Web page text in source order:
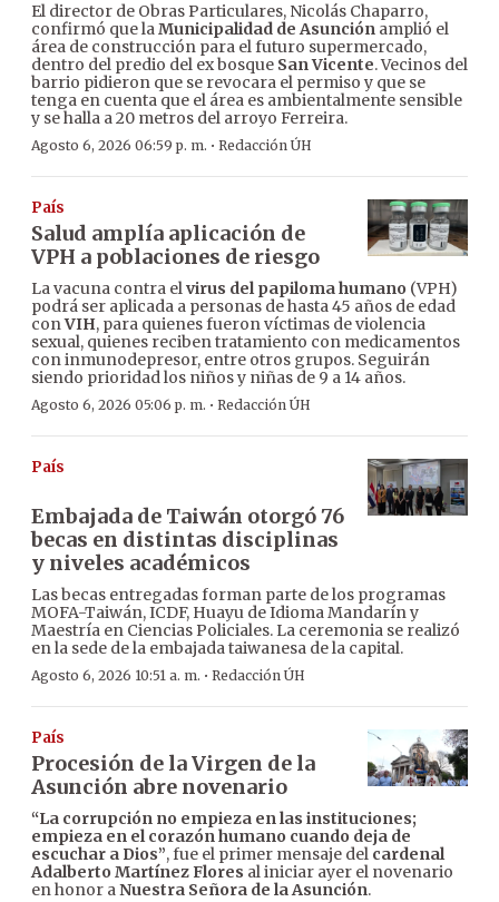
El director de Obras Particulares, Nicolás Chaparro,
confirmó que laMunicipalidad de Asunción amplió el
área de construcción para el futuro supermercado,
dentro del predio del ex bosque San Vicente. Vecinos del
barrio pidieron que se revocara el permiso y que se
tenga en cuenta que el área es ambientalmente sensible
y se halla a 20 metros del arroyo Ferreira.
Agosto 6, 2026 06:59 p. m. · Redacción ÚH
País
Salud amplía aplicación de
VPH a poblaciones de riesgo
La vacuna contra elvirus del papiloma humano (VPH)
podrá ser aplicada a personas de hasta 45 años de edad
conVIH, para quienes fueron víctimas de violencia
sexual, quienes reciben tratamiento con medicamentos
con inmunodepresor, entre otros grupos. Seguirán
siendo prioridad los niños y niñas de 9 a 14 años.
Agosto 6, 2026 05:06 p. m. · Redacción ÚH
País
Embajada de Taiwán otorgó 76
becas en distintas disciplinas
y niveles académicos
Las becas entregadas forman parte de los programas
MOFA-Taiwán, ICDF, Huayu de Idioma Mandarín y
Maestría en Ciencias Policiales. La ceremonia se realizó
en la sede de la embajada taiwanesa de la capital.
Agosto 6, 2026 10:51 a. m. · Redacción ÚH
País
Procesión de la Virgen de la
Asunción abre novenario
“La corrupción no empieza en las instituciones;
empieza en el corazón humano cuando deja de
escuchar a Dios”, fue el primer mensaje del cardenal
Adalberto Martínez Flores al iniciar ayer el novenario
en honor aNuestra Señora de la Asunción.